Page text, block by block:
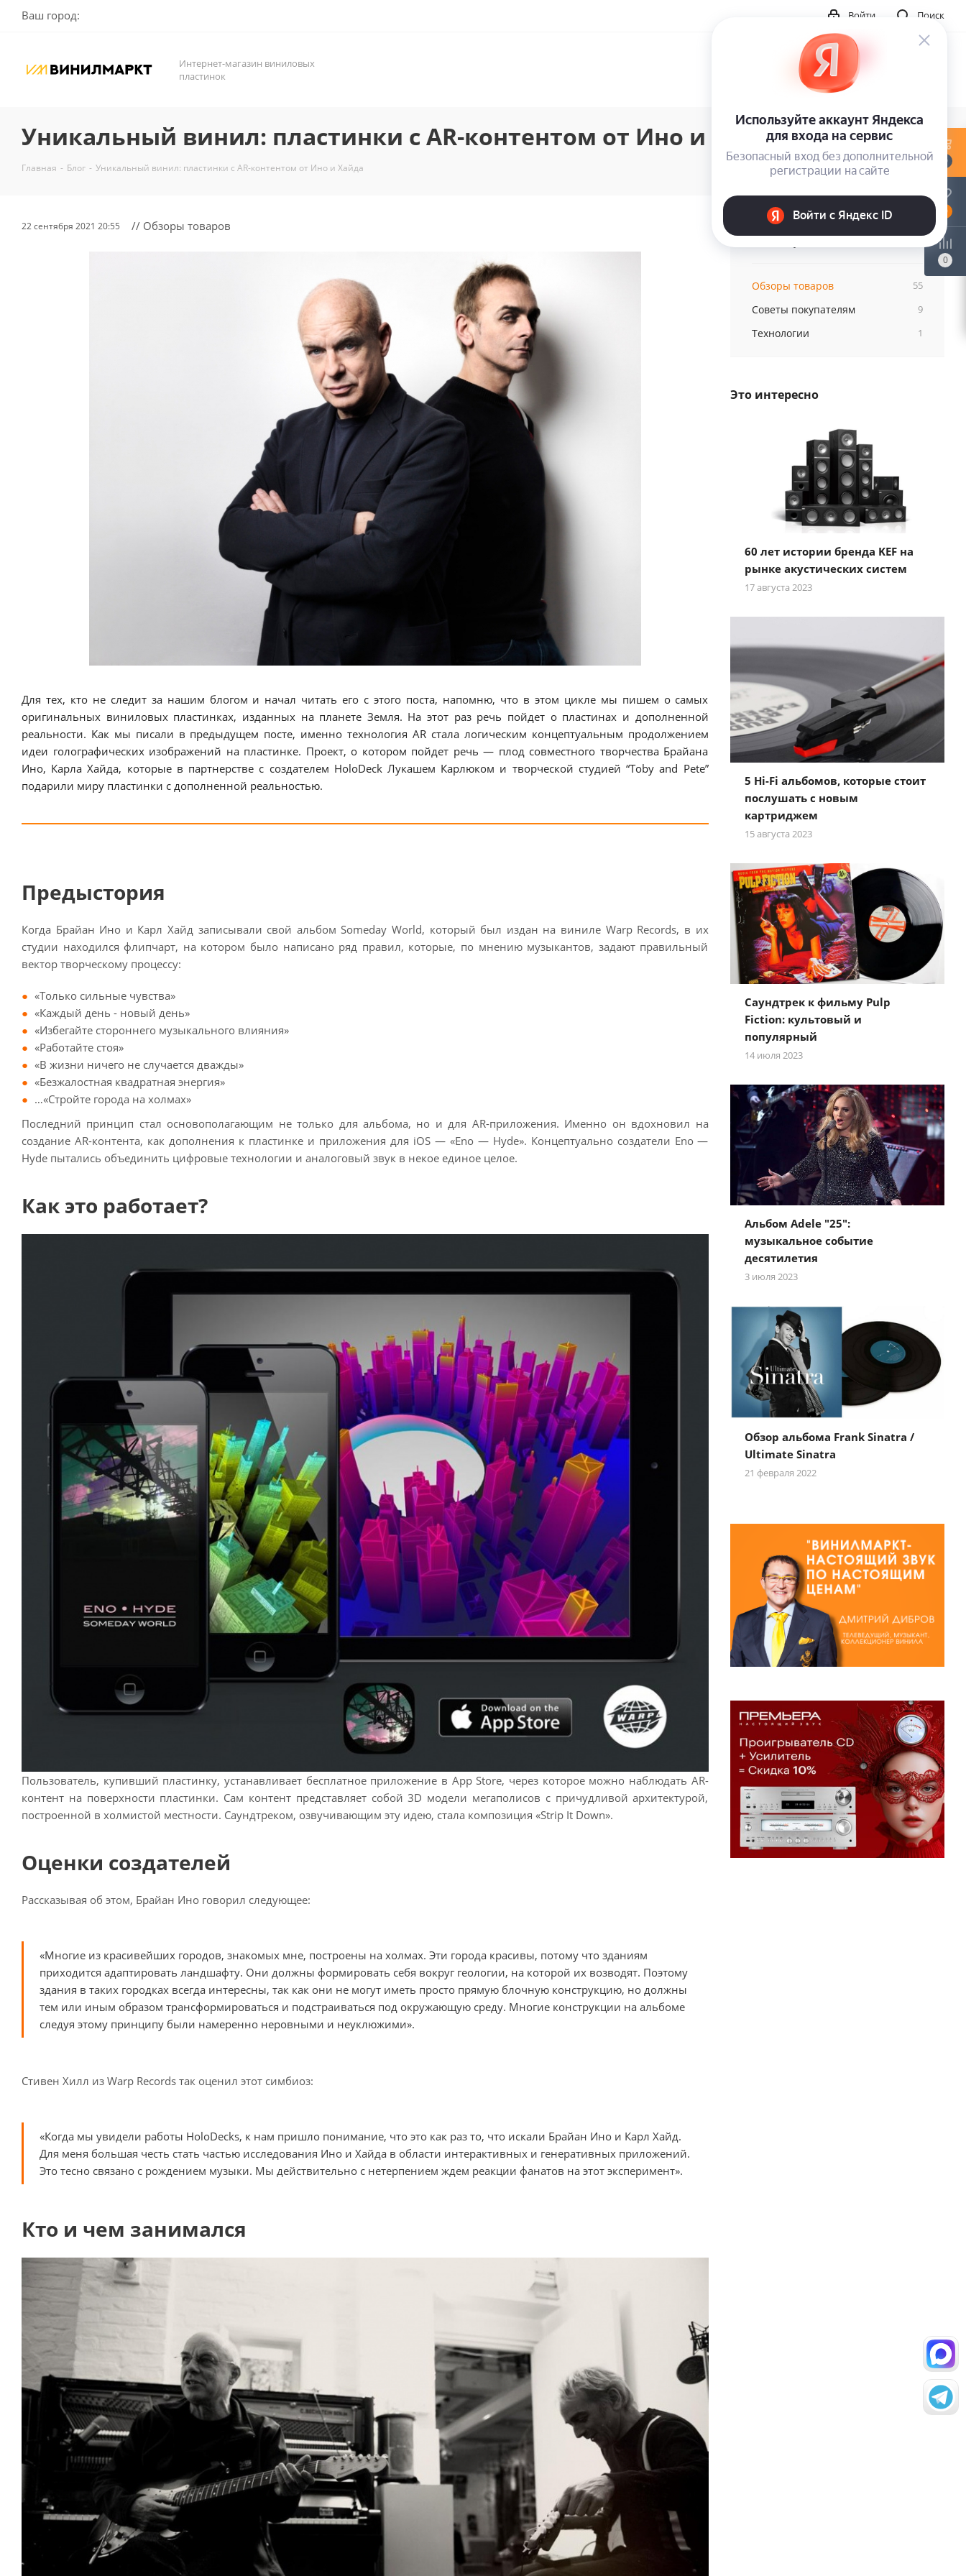
Ваш город: Поиск
Войти
Интернет-магазин виниловых
пластинок
Уникальный винил: пластинки c AR-контентом от Ино и Хайда
Главная - Блог - Уникальный винил: пластинки c AR-контентом от Ино и Хайда
22 сентября 2021 20:55 // Обзоры товаров
Для тех, кто не следит за нашим блогом и начал читать его с этого поста, напомню, что в этом цикле мы пишем о самых
оригинальных виниловых пластинках, изданных на планете Земля. На этот раз речь пойдет о пластинах и дополненной
реальности. Как мы писали в предыдущем посте, именно технология AR стала логическим концептуальным продолжением
идеи голографических изображений на пластинке. Проект, о котором пойдет речь — плод совместного творчества Брайана
Ино, Карла Хайда, которые в партнерстве с создателем HoloDeck Лукашем Карлюком и творческой студией “Toby and Pete”
подарили миру пластинки с дополненной реальностью.
Предыстория
Когда Брайан Ино и Карл Хайд записывали свой альбом Someday World, который был издан на виниле Warp Records, в их
студии находился флипчарт, на котором было написано ряд правил, которые, по мнению музыкантов, задают правильный
вектор творческому процессу:
«Только сильные чувства»
«Каждый день - новый день»
«Избегайте стороннего музыкального влияния»
«Работайте стоя»
«В жизни ничего не случается дважды»
«Безжалостная квадратная энергия»
…«Стройте города на холмах»
Последний принцип стал основополагающим не только для альбома, но и для AR-приложения. Именно он вдохновил на
создание AR-контента, как дополнения к пластинке и приложения для iOS — «Eno — Hyde». Концептуально создатели Eno —
Hyde пытались объединить цифровые технологии и аналоговый звук в некое единое целое.
Как это работает?
Пользователь, купивший пластинку, устанавливает бесплатное приложение в App Store, через которое можно наблюдать AR-
контент на поверхности пластинки. Сам контент представляет собой 3D модели мегаполисов с причудливой архитектурой,
построенной в холмистой местности. Саундтреком, озвучивающим эту идею, стала композиция «Strip It Down».
Оценки создателей
Рассказывая об этом, Брайан Ино говорил следующее:
«Многие из красивейших городов, знакомых мне, построены на холмах. Эти города красивы, потому что зданиям
приходится адаптировать ландшафту. Они должны формировать себя вокруг геологии, на которой их возводят. Поэтому
здания в таких городках всегда интересны, так как они не могут иметь просто прямую блочную конструкцию, но должны
тем или иным образом трансформироваться и подстраиваться под окружающую среду. Многие конструкции на альбоме
следуя этому принципу были намеренно неровными и неуклюжими».
Стивен Хилл из Warp Records так оценил этот симбиоз:
«Когда мы увидели работы HoloDecks, к нам пришло понимание, что это как раз то, что искали Брайан Ино и Карл Хайд.
Для меня большая честь стать частью исследования Ино и Хайда в области интерактивных и генеративных приложений.
Это тесно связано с рождением музыки. Мы действительно с нетерпением ждем реакции фанатов на этот эксперимент».
Кто и чем занимался
Категории
Обзоры товаров 55
Советы покупателям 9
Технологии 1
Это интересно
60 лет истории бренда KEF на
рынке акустических систем
17 августа 2023
5 Hi-Fi альбомов, которые стоит
послушать с новым
картриджем
15 августа 2023
Саундтрек к фильму Pulp
Fiction: культовый и
популярный
14 июля 2023
Альбом Adele "25":
музыкальное событие
десятилетия
3 июля 2023
Обзор альбома Frank Sinatra /
Ultimate Sinatra
21 февраля 2022
0
0
0